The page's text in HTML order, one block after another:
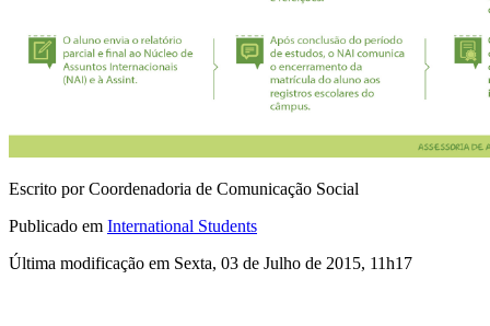
Escrito por Coordenadoria de Comunicação Social
Publicado em International Students
Última modificação em Sexta, 03 de Julho de 2015, 11h17